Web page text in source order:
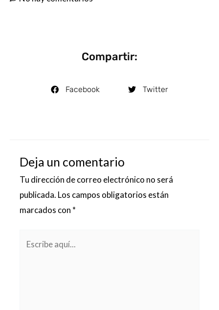
Compartir:
Facebook Twitter
Deja un comentario
Tu dirección de correo electrónico no será
publicada. Los campos obligatorios están
marcados con *